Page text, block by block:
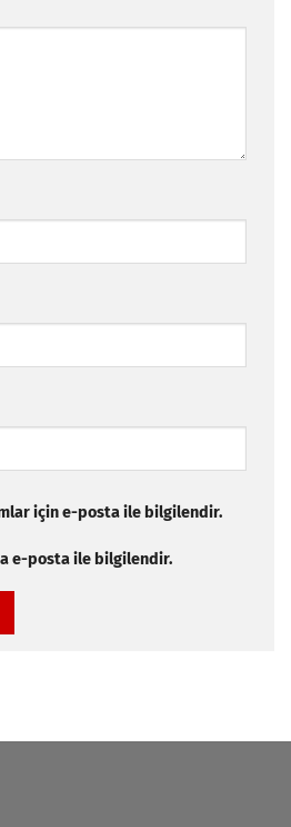
için e-posta ile bilgilendir.
e-posta ile bilgilendir.